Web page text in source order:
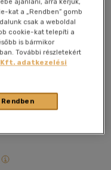
Megosztom
kat a „Rendben” gomb
csak a weboldal
cookie-kat telepíti a
is bármikor
További részletekért
adatkezelési
Rendben